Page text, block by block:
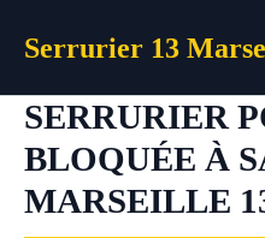
Serrurier 13
SERRURIER
BLOQUÉE À
MARSEILLE